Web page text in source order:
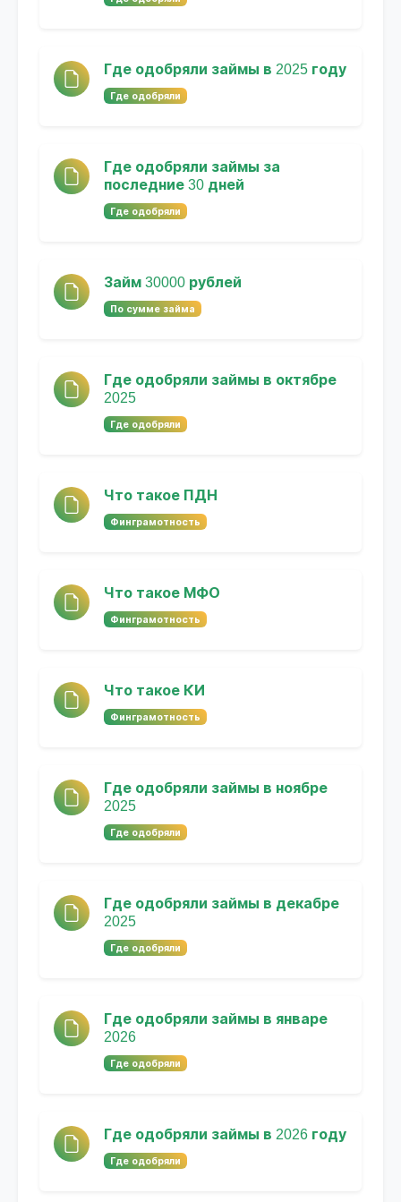
Где одобряли займы в 2025 году
Где одобряли
Где одобряли займы за
последние 30 дней
Где одобряли
Займ 30000 рублей
По сумме займа
Где одобряли займы в октябре
2025
Где одобряли
Что такое ПДН
Финграмотность
Что такое МФО
Финграмотность
Что такое КИ
Финграмотность
Где одобряли займы в ноябре
2025
Где одобряли
Где одобряли займы в декабре
2025
Где одобряли
Где одобряли займы в январе
2026
Где одобряли
Где одобряли займы в 2026 году
Где одобряли